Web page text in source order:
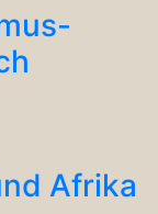
Afrika